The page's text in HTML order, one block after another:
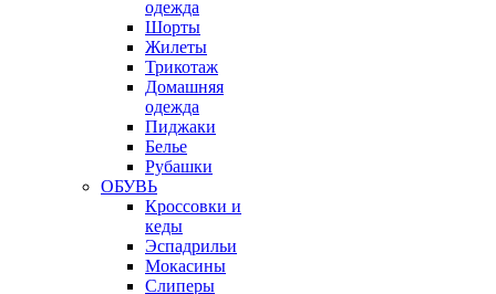
одежда
Шорты
Жилеты
Трикотаж
Домашняя
одежда
Пиджаки
Белье
Рубашки
ОБУВЬ
Кроссовки и
кеды
Эспадрильи
Мокасины
Слиперы